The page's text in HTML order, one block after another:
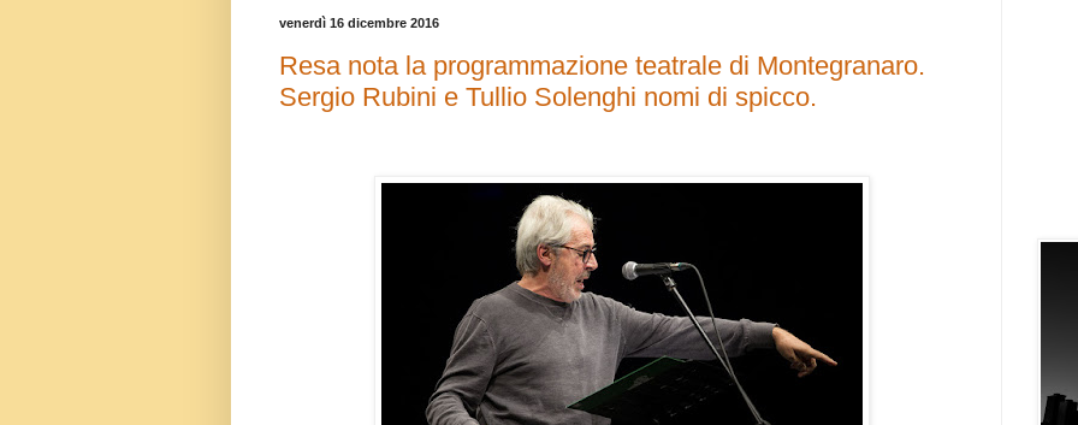
venerdì 16 dicembre 2016
Resa nota la programmazione teatrale di Montegranaro.
Sergio Rubini e Tullio Solenghi nomi di spicco.